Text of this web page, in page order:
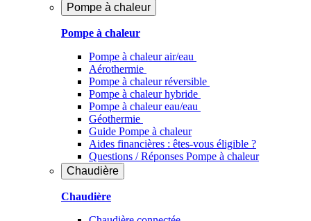
Pompe à chaleur
Pompe à chaleur
Pompe à chaleur air/eau
Aérothermie
Pompe à chaleur réversible
Pompe à chaleur hybride
Pompe à chaleur​ eau/eau
Géothermie
Guide Pompe à chaleur
Aides financières : êtes-vous éligible ?
Questions / Réponses Pompe à chaleur
Chaudière
Chaudière